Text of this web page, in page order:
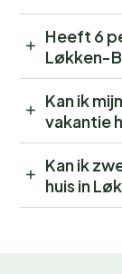
Heeft 6
Løkken-
Kan ik
vakantie
Kan ik
huis in